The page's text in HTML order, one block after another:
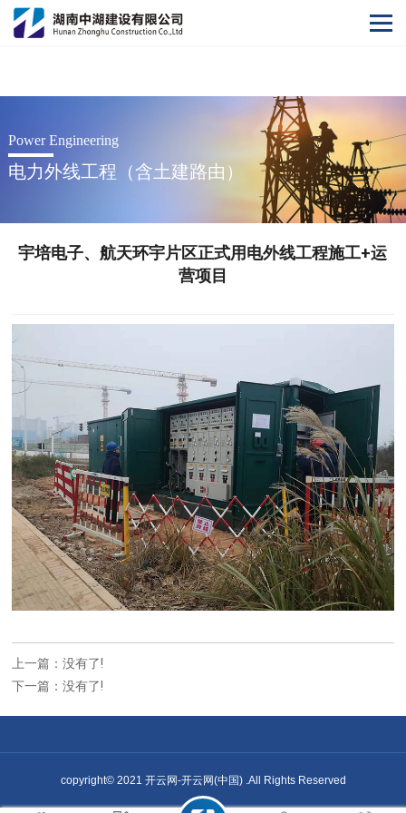
开云网
Power Engineering
电力外线工程（含土建路由）
宇培电子、航天环宇片区正式用电外线工程施工+运
营项目
上一篇：没有了!
下一篇：没有了!
copyright© 2021 开云网-开云网(中国) .All Rights Reserved